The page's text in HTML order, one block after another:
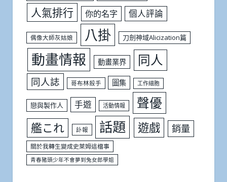
人氣排行 你的名字 個人評論
偶像大師灰姑娘 八掛 刀劍神域Alicization篇
動畫情報 動畫業界 同人
同人誌 哥布林殺手 圖集 工作細胞
戀與製作人 手遊 活動情報 聲優
艦これ 訃報 話題 遊戲 銷量
關於我轉生變成史萊姆這檔事
青春豬頭少年不會夢到兔女郎學姐